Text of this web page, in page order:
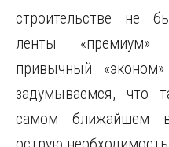
строительстве не
ленты
привычный
задумываемся, что
самом ближайшем